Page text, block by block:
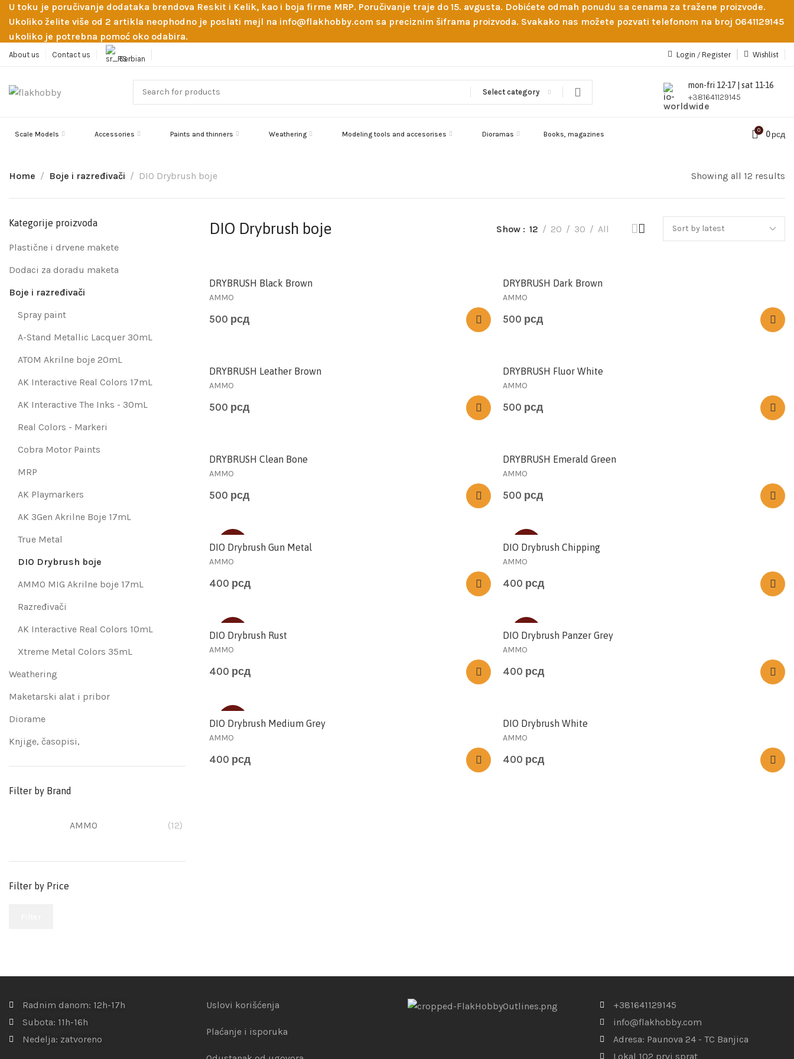
U toku je poručivanje dodataka brendova Reskit i Kelik, kao i boja firme MRP. Poručivanje traje do 15. avgusta. Dobićete odmah ponudu sa cenama za tražene proizvode.
Ukoliko želite više od 2 artikla neophodno je poslati mejl na info@flakhobby.com sa preciznim šiframa proizvoda. Svakako nas možete pozvati telefonom na broj 0641129145
ukoliko je potrebna pomoć oko odabira.
About us Contact us Serbian Login / Register Wishlist
Select category
mon-fri 12-17 | sat 11-16
+381641129145
Scale Models Accessories Paints and thinners Weathering Modeling tools and accesorises Dioramas Books, magazines 0 0рсд
Home Boje i razređivači DIO Drybrush boje Showing all 12 results
Kategorije proizvoda
Plastične i drvene makete
Dodaci za doradu maketa
Boje i razređivači
Spray paint
A-Stand Metallic Lacquer 30mL
ATOM Akrilne boje 20mL
AK Interactive Real Colors 17mL
AK Interactive The Inks - 30mL
Real Colors - Markeri
Cobra Motor Paints
MRP
AK Playmarkers
AK 3Gen Akrilne Boje 17mL
True Metal
DIO Drybrush boje
AMMO MIG Akrilne boje 17mL
Razređivači
AK Interactive Real Colors 10mL
Xtreme Metal Colors 35mL
Weathering
Maketarski alat i pribor
Diorame
Knjige, časopisi,
Filter by Brand
AMMO (12)
Filter by Price
DIO Drybrush boje Show 12 20 30 All
DRYBRUSH Black Brown
AMMO
500 рсд
DRYBRUSH Dark Brown
AMMO
500 рсд
DRYBRUSH Leather Brown
AMMO
500 рсд
DRYBRUSH Fluor White
AMMO
500 рсд
DRYBRUSH Clean Bone
AMMO
500 рсд
DRYBRUSH Emerald Green
AMMO
500 рсд
SOLD
DIO Drybrush Gun Metal
AMMO
400 рсд
SOLD
DIO Drybrush Chipping
AMMO
400 рсд
SOLD
DIO Drybrush Rust
AMMO
400 рсд
SOLD
DIO Drybrush Panzer Grey
AMMO
400 рсд
SOLD
DIO Drybrush Medium Grey
AMMO
400 рсд
DIO Drybrush White
AMMO
400 рсд
Radnim danom: 12h-17h
Subota: 11h-16h
Nedelja: zatvoreno
Uslovi korišćenja
Plaćanje i isporuka
+381641129145
info@flakhobby.com
Adresa: Paunova 24 - TC Banjica
Lokal 102 prvi sprat